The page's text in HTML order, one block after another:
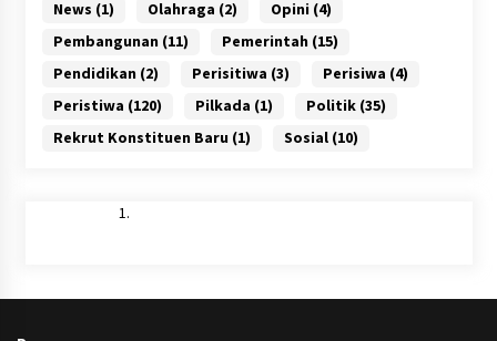
News (1) Olahraga (2) Opini (4)
Pembangunan (11) Pemerintah (15)
Pendidikan (2) Perisitiwa (3) Perisiwa (4)
Peristiwa (120) Pilkada (1) Politik(35)
Rekrut Konstituen Baru (1) Sosial(10)